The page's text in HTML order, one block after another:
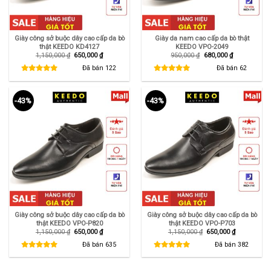
Giày công sở buộc dây cao cấp da bò
thật KEEDO KD4127
1,150,000₫ Giá
650,000₫Giá
hiện
tại
Đã bán 122
Giày da nam cao cấp da bò thật
KEEDO VPO-2049
950,000₫ Giá
680,000₫Giá
hiện
tại
Đã bán 62
-43%
Giày công sở buộc dây cao cấp da bò
thật KEEDO VPO-P820
1,150,000₫ Giá
1,150,000 ₫.
650,000₫Giá
hiện
tại
là:
650,000 ₫.
Đã bán 635
-43%
Giày công sở buộc dây cao cấp da bò
thật KEEDO VPO-P703
1,150,000₫ Giá
1,150,000 ₫.
650,000₫Giá
hiện
tại
là:
650,000 ₫.
Đã bán 382